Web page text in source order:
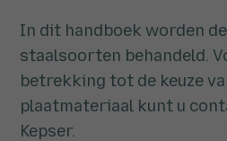
In dit handboek worden
staalsoorten behandeld.
betrekking tot de keuze
plaatmateriaal kunt u
Kepser.